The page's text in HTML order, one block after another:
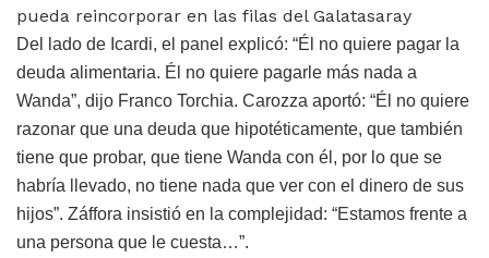
pueda reincorporar en las filas del Galatasaray
Del lado de Icardi, el panel explicó: “Él no quiere pagar la
deuda alimentaria. Él no quiere pagarle más nada a
Wanda”, dijo Franco Torchia. Carozza aportó: “Él no quiere
razonar que una deuda que hipotéticamente, que también
tiene que probar, que tiene Wanda con él, por lo que se
habría llevado, no tiene nada que ver con el dinero de sus
hijos”. Záffora insistió en la complejidad: “Estamos frente a
una persona que le cuesta…”.